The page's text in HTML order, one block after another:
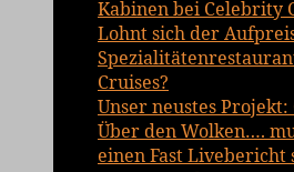
Kabinen bei Celebrity
Lohnt sich der
Cruises?
Unser neustes
Über den Wolken….
einen Fast Livebericht